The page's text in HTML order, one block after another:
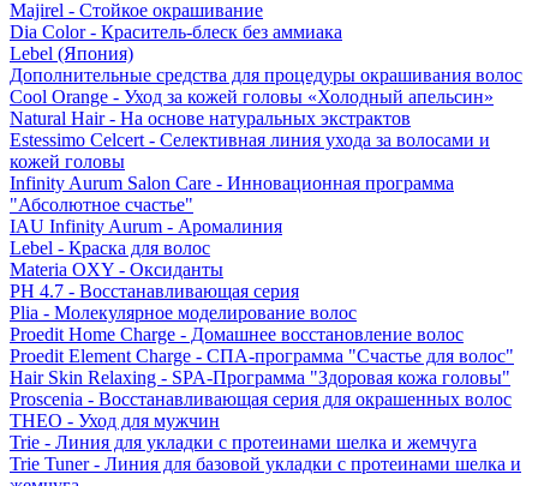
Majirel - Стойкое окрашивание
Dia Color - Краситель-блеск без аммиака
Lebel (Япония)
Дополнительные средства для процедуры окрашивания волос
Cool Orange - Уход за кожей головы «Холодный апельсин»
Natural Hair - На основе натуральных экстрактов
Estessimo Celcert - Селективная линия ухода за волосами и
кожей головы
Infinity Aurum Salon Care - Инновационная программа
"Абсолютное счастье"
IAU Infinity Aurum - Аромалиния
Lebel - Краска для волос
Materia OXY - Оксиданты
PH 4.7 - Восстанавливающая серия
Plia - Молекулярное моделирование волос
Proedit Home Charge - Домашнее восстановление волос
Proedit Element Charge - СПА-программа "Счастье для волос"
Hair Skin Relaxing - SPA-Программа "Здоровая кожа головы"
Proscenia - Восстанавливающая серия для окрашенных волос
THEO - Уход для мужчин
Trie - Линия для укладки с протеинами шелка и жемчуга
Trie Tuner - Линия для базовой укладки с протеинами шелка и